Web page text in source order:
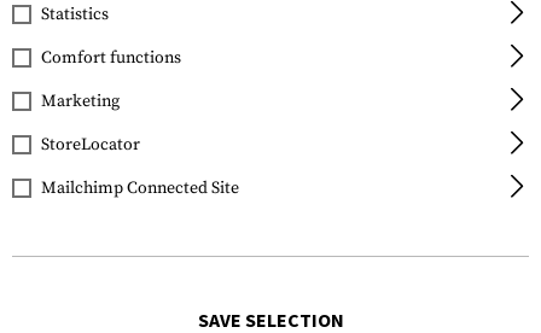
IMI Defense
Molle Adaptor
Statistics
Comfort functions
Marketing
StoreLocator
Mailchimp Connected Site
SAVE SELECTION